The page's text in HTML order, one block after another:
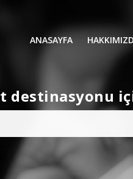
ANASAYFA
destinasyonu